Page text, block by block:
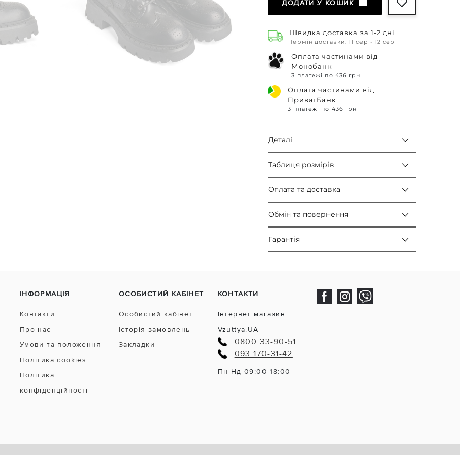
ДОДАТИ У КОШИК
Швидка доставка за 1-2 дні
Термін доставки: 11 сер - 12 сер
Оплата частинами від
Монобанк
3 платежі по 436 грн
Оплата частинами від
ПриватБанк
3 платежі по 436 грн
Деталі
Таблиця розмірів
Оплата та доставка
Обмін та повернення
Гарантія
ІНФОРМАЦІЯ
Контакти
Про нас
Умови та положення
Політика cookies
Політика
конфіденційності
ОСОБИСТИЙ КАБІНЕТ
Особистий кабінет
Історія замовлень
Закладки
КОНТАКТИ
Інтернет магазин
Vzuttya.UA
0800 33-90-51
093 170-31-42
Пн-Нд 09:00-18:00